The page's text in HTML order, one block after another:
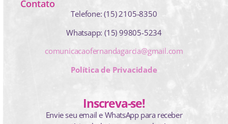
Contato
Telefone: (15) 2105-8350
Whatsapp: (15) 99805-5234
comunicacaofernandagarcia@gmail.com
Política de Privacidade
Inscreva-se!
Envie seu email e WhatsApp para receber